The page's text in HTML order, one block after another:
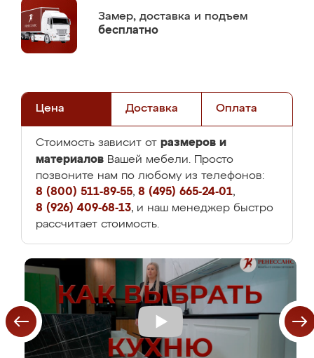
Замер, доставка и подъем
бесплатно
Цена Доставка Оплата
Стоимость зависит от размеров и
материалов Вашей мебели. Просто
позвоните нам по любому из телефонов:
8 (800) 511-89-55, 8 (495) 665-24-01,
8 (926) 409-68-13, и наш менеджер быстро
рассчитает стоимость.